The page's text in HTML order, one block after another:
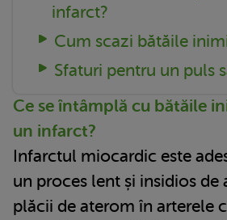
infarct?
Cum scazi bătăile
Sfaturi pentru un puls
Ce se întâmplă cu bătăile
un infarct?
Infarctul miocardic este
un proces lent și insidios de
plăcii de aterom în arterele